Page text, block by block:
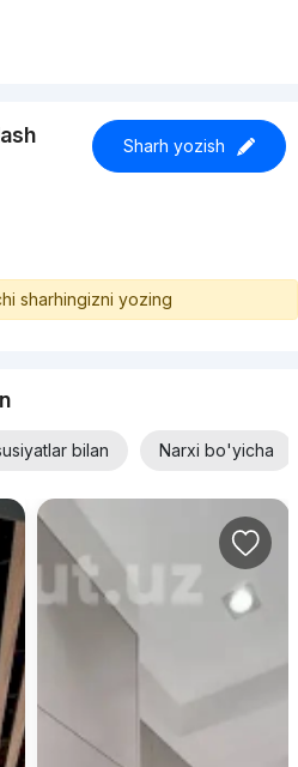
Sharh yozish
sharhingizni yozing
bilan Narxi bo'yicha